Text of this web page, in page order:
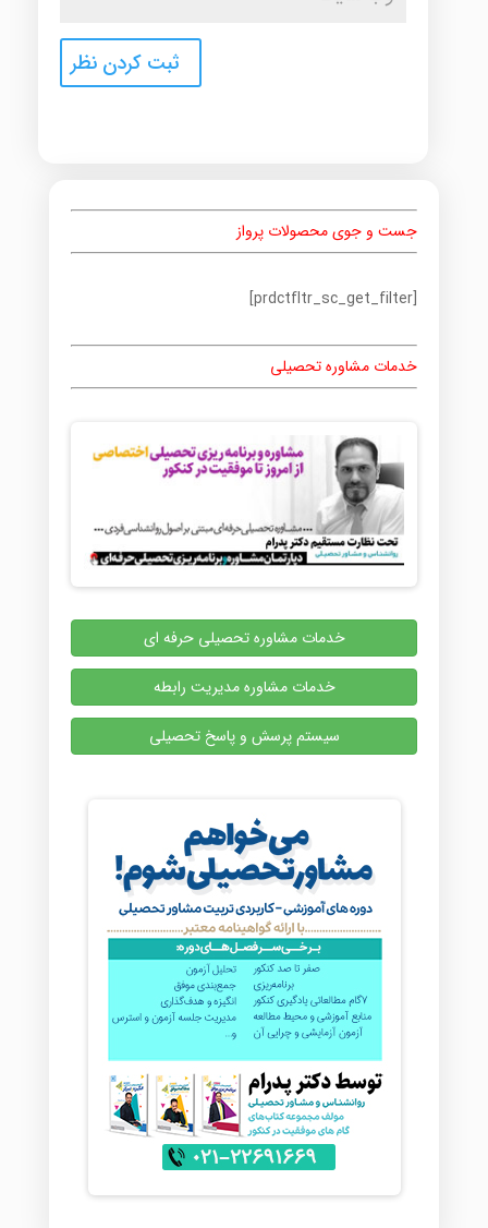
جست و جوی محصولات پرواز
[prdctfltr_sc_get_filter]
خدمات مشاوره تحصیلی
خدمات مشاوره تحصیلی حرفه ای
خدمات مشاوره مدیریت رابطه
سیستم پرسش و پاسخ تحصیلی